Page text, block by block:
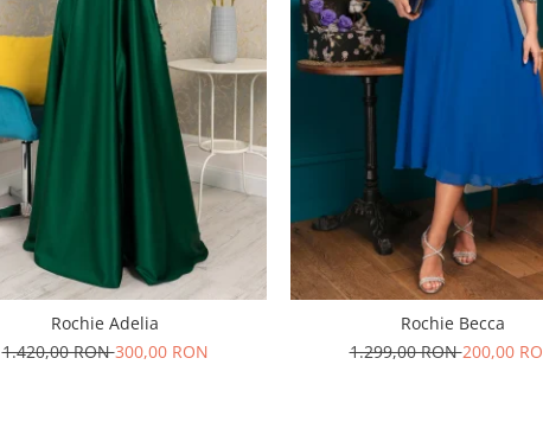
Rochie Adelia
1.420,00 RON300,00 RON
Rochie Becca
1.299,00 RON200,00